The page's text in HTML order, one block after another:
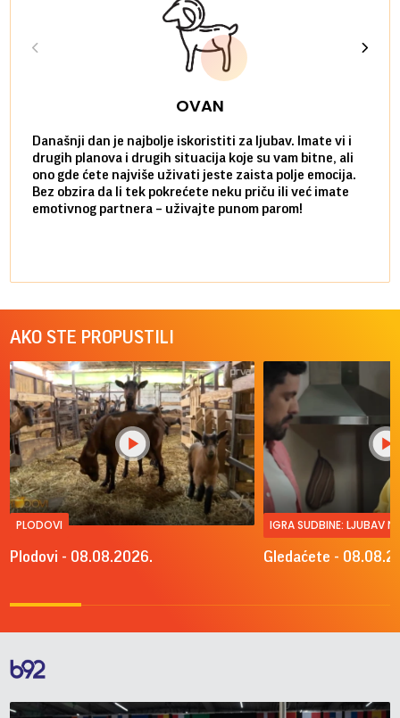
OVAN
Današnji dan je najbolje iskoristiti za ljubav. Imate vi i
drugih planova i drugih situacija koje su vam bitne, ali
ono gde ćete najviše uživati jeste zaista polje emocija.
Bez obzira da li tek pokrećete neku priču ili već imate
emotivnog partnera – uživajte punom parom!
AKO STE PROPUSTILI
PLODOVI
Plodovi - 08.08.2026.
IGRA SUDBINE: LJUBAV
Gledaćete -